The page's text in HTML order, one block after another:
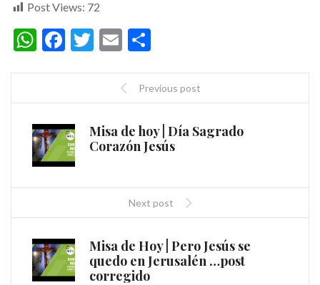
Post Views: 72
WhatsApp
Facebook
Twitter
Email
Previous post
Misa de hoy | Día Sagrado
Corazón Jesús
Next post
Misa de Hoy | Pero Jesús se
quedo en Jerusalén …post
corregido